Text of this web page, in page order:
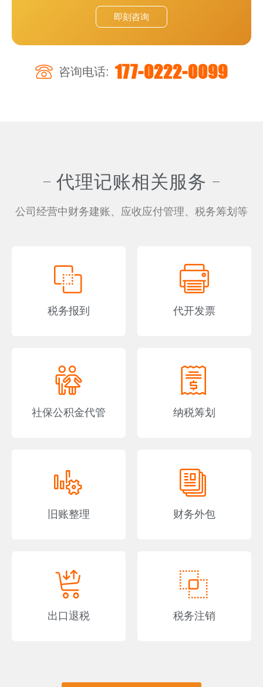
即刻咨询
咨询电话: 177-0222-0099
代理记账相关服务
公司经营中财务建账、应收应付管理、税务筹划等
税务报到 代开发票
社保公积金代管 纳税筹划
旧账整理 财务外包
出口退税 税务注销